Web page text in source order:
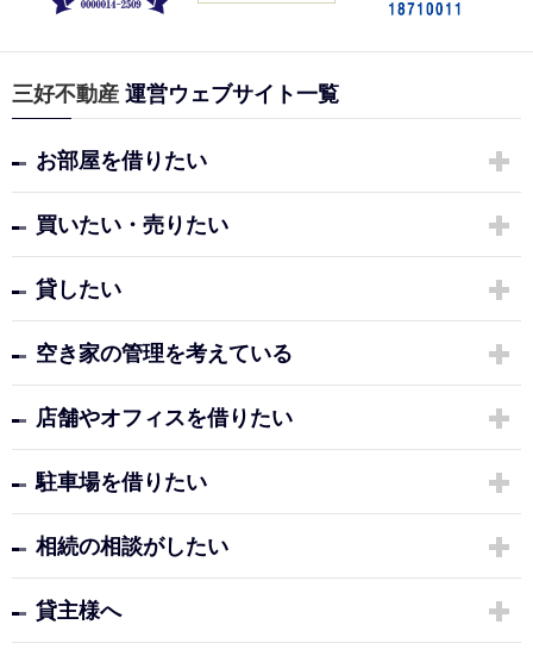
三好不動産 運営ウェブサイト一覧
お部屋を借りたい
買いたい・売りたい
貸したい
空き家の管理を考えている
店舗やオフィスを借りたい
駐車場を借りたい
相続の相談がしたい
貸主様へ